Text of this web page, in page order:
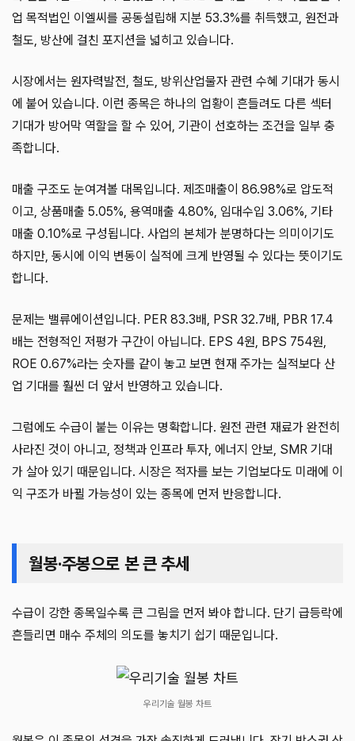
업 목적법인 이엘씨를 공동설립해 지분 53.3%를 취득했고, 원전과
철도, 방산에 걸친 포지션을 넓히고 있습니다.
시장에서는 원자력발전, 철도, 방위산업물자 관련 수혜 기대가 동시
에 붙어 있습니다. 이런 종목은 하나의 업황이 흔들려도 다른 섹터
기대가 방어막 역할을 할 수 있어, 기관이 선호하는 조건을 일부 충
족합니다.
매출 구조도 눈여겨볼 대목입니다. 제조매출이 86.98%로 압도적
이고, 상품매출 5.05%, 용역매출 4.80%, 임대수입 3.06%, 기타
매출 0.10%로 구성됩니다. 사업의 본체가 분명하다는 의미이기도
하지만, 동시에 이익 변동이 실적에 크게 반영될 수 있다는 뜻이기도
합니다.
문제는 밸류에이션입니다. PER 83.3배, PSR 32.7배, PBR 17.4
배는 전형적인 저평가 구간이 아닙니다. EPS 4원, BPS 754원,
ROE 0.67%라는 숫자를 같이 놓고 보면 현재 주가는 실적보다 산
업 기대를 훨씬 더 앞서 반영하고 있습니다.
그럼에도 수급이 붙는 이유는 명확합니다. 원전 관련 재료가 완전히
사라진 것이 아니고, 정책과 인프라 투자, 에너지 안보, SMR 기대
가 살아 있기 때문입니다. 시장은 적자를 보는 기업보다도 미래에 이
익 구조가 바뀔 가능성이 있는 종목에 먼저 반응합니다.
월봉·주봉으로 본 큰 추세
수급이 강한 종목일수록 큰 그림을 먼저 봐야 합니다. 단기 급등락에
흔들리면 매수 주체의 의도를 놓치기 쉽기 때문입니다.
우리기술 월봉 차트